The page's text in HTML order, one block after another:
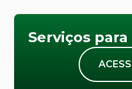
Serviços